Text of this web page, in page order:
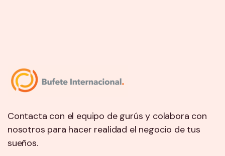
Contacta con el equipo de gurús y colabora con
nosotros para hacer realidad el negocio de tus
sueños.